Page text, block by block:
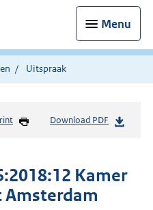
Menu
Uitspraak
Download PDF
Kamer